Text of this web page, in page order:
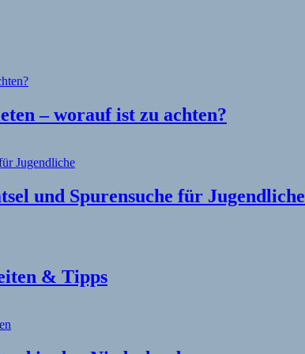
– worauf ist zu achten?
und Spurensuche für Jugendliche
& Tipps